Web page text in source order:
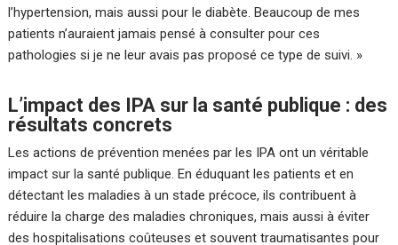
l’hypertension, mais aussi pour le diabète. Beaucoup de mes
patients n’auraient jamais pensé à consulter pour ces
pathologies si je ne leur avais pas proposé ce type de suivi. »
L’impact des IPA sur la santé publique : des
résultats concrets
Les actions de prévention menées par les IPA ont un véritable
impact sur la santé publique. En éduquant les patients et en
détectant les maladies à un stade précoce, ils contribuent à
réduire la charge des maladies chroniques, mais aussi à éviter
des hospitalisations coûteuses et souvent traumatisantes pour